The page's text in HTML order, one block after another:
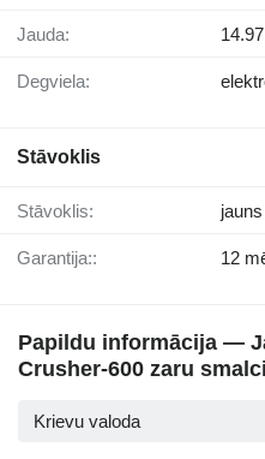
Jauda:
Degviela:
Stāvoklis
Stāvoklis: jauns
Garantija:: 12
Papildu informācija —
Crusher-600 zaru
Krievu valoda